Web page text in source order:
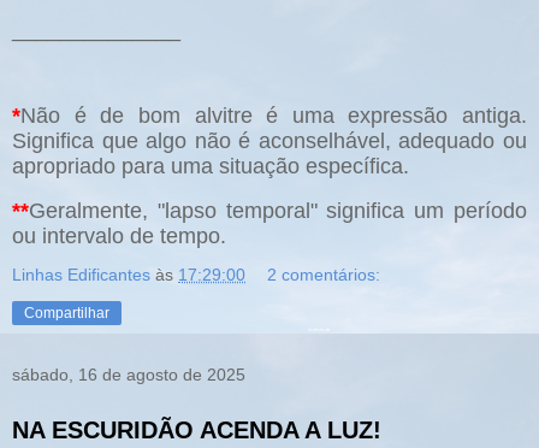
*Não é de bom alvitre é uma expressão antiga.
Significa que algo não é aconselhável, adequado ou
apropriado para uma situação específica.
**Geralmente, "lapso temporal" significa um período
ou intervalo de tempo.
Linhas Edificantes às 17:29:00 2 comentários:
Compartilhar
sábado, 16 de agosto de 2025
NA ESCURIDÃO ACENDA A LUZ!